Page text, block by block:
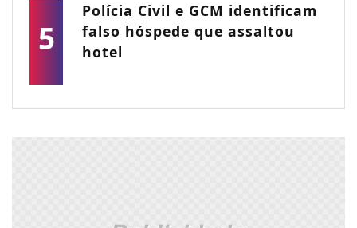
5
Polícia Civil e GCM identificam
falso hóspede que assaltou
hotel